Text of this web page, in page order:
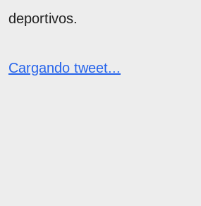
deportivos.
Cargando tweet...